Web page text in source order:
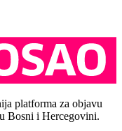
platforma za objavu
Bosni i Hercegovini.